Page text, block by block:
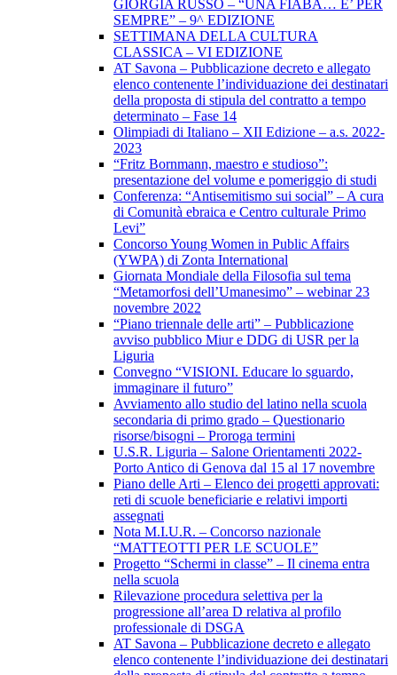
GIORGIA RUSSO – “UNA FIABA… E’ PER
SEMPRE” – 9^ EDIZIONE
SETTIMANA DELLA CULTURA
CLASSICA – VI EDIZIONE
AT Savona – Pubblicazione decreto e allegato
elenco contenente l’individuazione dei destinatari
della proposta di stipula del contratto a tempo
determinato – Fase 14
Olimpiadi di Italiano – XII Edizione – a.s. 2022-
2023
“Fritz Bornmann, maestro e studioso”:
presentazione del volume e pomeriggio di studi
Conferenza: “Antisemitismo sui social” – A cura
di Comunità ebraica e Centro culturale Primo
Levi”
Concorso Young Women in Public Affairs
(YWPA) di Zonta International
Giornata Mondiale della Filosofia sul tema
“Metamorfosi dell’Umanesimo” – webinar 23
novembre 2022
“Piano triennale delle arti” – Pubblicazione
avviso pubblico Miur e DDG di USR per la
Liguria
Convegno “VISIONI. Educare lo sguardo,
immaginare il futuro”
Avviamento allo studio del latino nella scuola
secondaria di primo grado – Questionario
risorse/bisogni – Proroga termini
U.S.R. Liguria – Salone Orientamenti 2022-
Porto Antico di Genova dal 15 al 17 novembre
Piano delle Arti – Elenco dei progetti approvati:
reti di scuole beneficiarie e relativi importi
assegnati
Nota M.I.U.R. – Concorso nazionale
“MATTEOTTI PER LE SCUOLE”
Progetto “Schermi in classe” – Il cinema entra
nella scuola
Rilevazione procedura selettiva per la
progressione all’area D relativa al profilo
professionale di DSGA
AT Savona – Pubblicazione decreto e allegato
elenco contenente l’individuazione dei destinatari